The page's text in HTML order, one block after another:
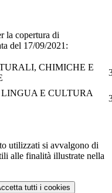
la copertura di
del 17/09/2021:
CHIMICHE E
E CULTURA
utilizzati si avvalgono di
alle finalità illustrate nella
tutti i cookies